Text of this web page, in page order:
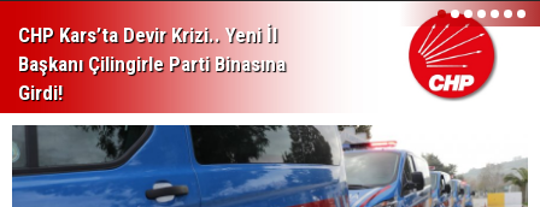
CHP Kars’ta Devir Krizi.. Yeni İl
Başkanı Çilingirle Parti Binasına
Girdi!
1 2 3 4 5 6 7